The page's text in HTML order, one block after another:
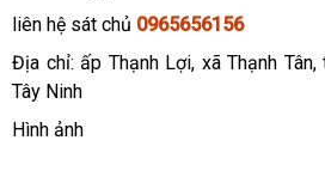
liên hệ sát chủ 0965656156
Địa chỉ: ấp Thạnh Lợi, xã Thạnh Tân,
Tây Ninh
Hình ảnh